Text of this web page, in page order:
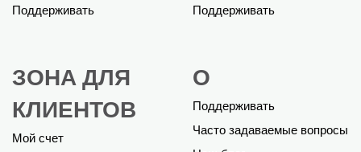
Поддерживать
Поддерживать
ЗОНА ДЛЯ
КЛИЕНТОВ
Мой счет
О
Поддерживать
Часто задаваемые вопросы